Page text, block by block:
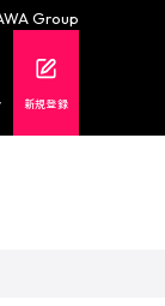
Group
新規登録